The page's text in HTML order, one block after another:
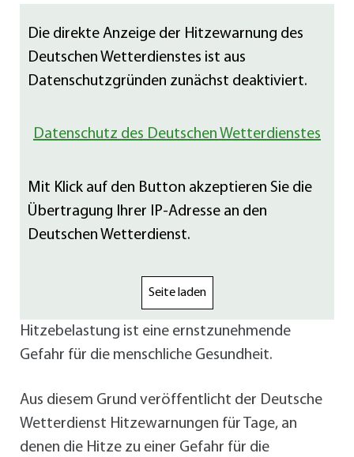
Die direkte Anzeige der Hitzewarnung des
Deutschen Wetterdienstes ist aus
Datenschutzgründen zunächst deaktiviert.
Datenschutz des Deutschen Wetterdienstes
Mit Klick auf den Button akzeptieren Sie die
Übertragung Ihrer IP-Adresse an den
Deutschen Wetterdienst.
Seite laden
Hitzebelastung ist eine ernstzunehmende
Gefahr für die menschliche Gesundheit.
Aus diesem Grund veröffentlicht der Deutsche
Wetterdienst Hitzewarnungen für Tage, an
denen die Hitze zu einer Gefahr für die